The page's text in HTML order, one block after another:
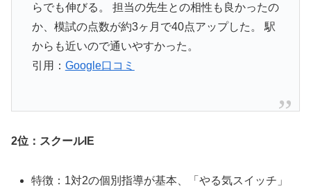
らでも伸びる。 担当の先生との相性も良かったの
か、模試の点数が約3ヶ月で40点アップした。 駅
からも近いので通いやすかった。
引用： Google口コミ
2位：スクールIE
特徴：1対2の個別指導が基本、「やる気スイッチ」